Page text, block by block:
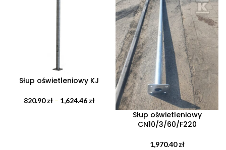
Słup oświetleniowy KJ
820.90zł– 1,624.46 zł
Słup oświetleniowy
CN10/3/60/F220
1,970.40zł